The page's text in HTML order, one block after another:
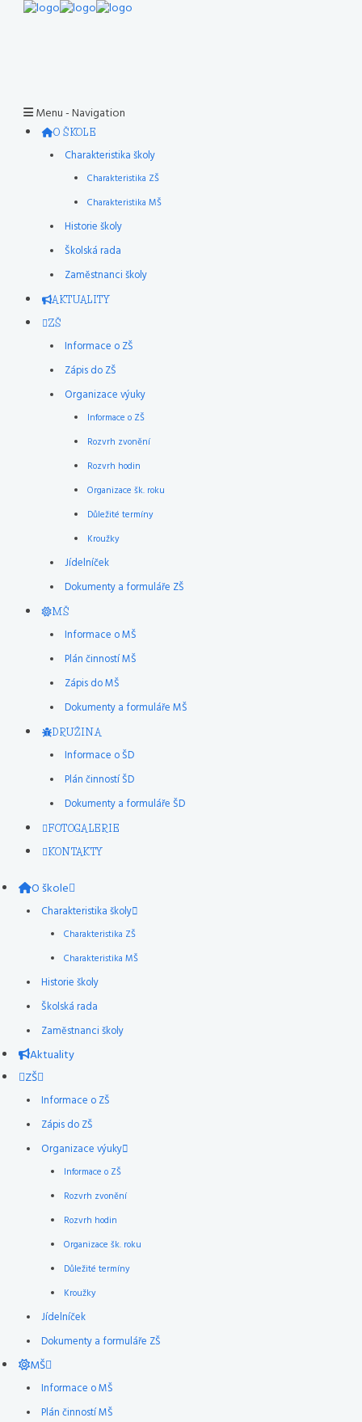
Menu -Navigation
O ŠKOLE
Charakteristika školy
Charakteristika ZŠ
Charakteristika MŠ
Historie školy
Školská rada
Zaměstnanci školy
AKTUALITY
ZŠ
Informace o ZŠ
Zápis do ZŠ
Organizace výuky
Informace o ZŠ
Rozvrh zvonění
Rozvrh hodin
Organizace šk. roku
Důležité termíny
Kroužky
Jídelníček
Dokumenty a formuláře ZŠ
MŠ
Informace o MŠ
Plán činností MŠ
Zápis do MŠ
Dokumenty a formuláře MŠ
DRUŽINA
Informace o ŠD
Plán činností ŠD
Dokumenty a formuláře ŠD
FOTOGALERIE
KONTAKTY
O škole
Charakteristika školy
Charakteristika ZŠ
Charakteristika MŠ
Historie školy
Školská rada
Zaměstnanci školy
Aktuality
ZŠ
Informace o ZŠ
Zápis do ZŠ
Organizace výuky
Informace o ZŠ
Rozvrh zvonění
Rozvrh hodin
Organizace šk. roku
Důležité termíny
Kroužky
Jídelníček
Dokumenty a formuláře ZŠ
MŠ
Informace o MŠ
Plán činností MŠ